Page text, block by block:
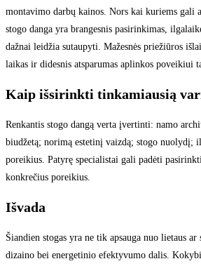
montavimo darbų kainos. Nors kai kuriems gali
stogo danga yra brangesnis pasirinkimas,
dažnai leidžia sutaupyti. Mažesnės priežiūros
laikas ir didesnis atsparumas aplinkos poveikiui
Kaip išsirinkti tinkamiausią
Renkantis stogo dangą verta įvertinti: namo
biudžetą; norimą estetinį vaizdą; stogo nuolydį;
poreikius. Patyrę specialistai gali padėti
konkrečius poreikius.
Išvada
Šiandien stogas yra ne tik apsauga nuo lietaus
dizaino bei energetinio efektyvumo dalis.